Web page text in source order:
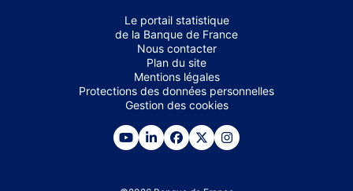
Le portail statistique
de la Banque de France
Nous contacter
Plan du site
Mentions légales
Protections des données personnelles
Gestion des cookies